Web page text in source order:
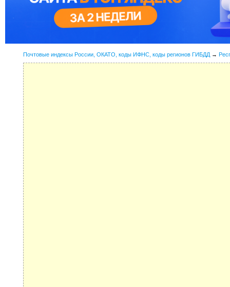
Почтовые индексы России, ОКАТО, коды ИФНС, коды регионов ГИБДД →